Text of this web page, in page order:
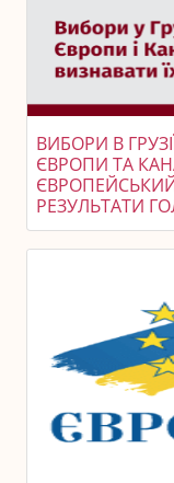
ВИБОРИ В
ЄВРОПИ ТА
РЕЗУЛЬТАТИ